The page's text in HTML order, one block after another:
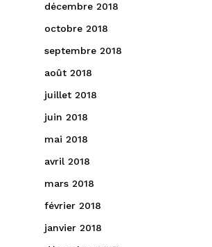
décembre 2018
octobre 2018
septembre 2018
août 2018
juillet 2018
juin 2018
mai 2018
avril 2018
mars 2018
février 2018
janvier 2018